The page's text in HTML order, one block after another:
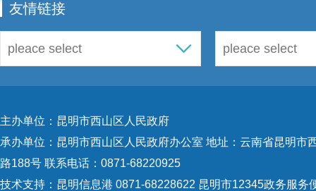
友情链接
主办单位：昆明市西山区人民政府
承办单位：昆明市西山区人民政府办公室 地址：云南省昆明市
路188号 联系电话：0871-68220925
技术支持： 昆明信息港 0871-68228622 昆明市12345政务服务